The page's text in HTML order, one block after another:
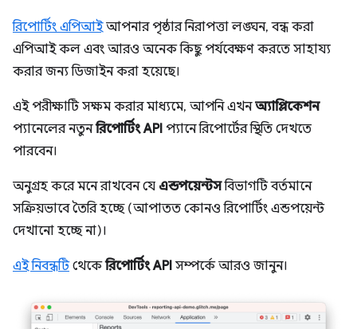
রিপোর্টিং এপিআইআপনার পৃষ্ঠার নিরাপত্তা লঙ্ঘন, বন্ধ করা
এপিআই কল এবং আরও অনেক কিছু পর্যবেক্ষণ করতে সাহায্য
করার জন্য ডিজাইন করা হয়েছে।
এই পরীক্ষাটি সক্ষম করার মাধ্যমে, আপনি এখনঅ্যাপ্লিকেশন
প্যানেলের নতুনরিপোর্টিং API প্যানে রিপোর্টের স্থিতি দেখতে
পারবেন।
অনুগ্রহ করে মনে রাখবেন যে এন্ডপয়েন্টসবিভাগটি বর্তমানে
সক্রিয়ভাবে তৈরি হচ্ছে (আপাতত কোনও রিপোর্টিং এন্ডপয়েন্ট
দেখানো হচ্ছে না)।
এই নিবন্ধটিথেকেরিপোর্টিং API সম্পর্কে আরও জানুন।